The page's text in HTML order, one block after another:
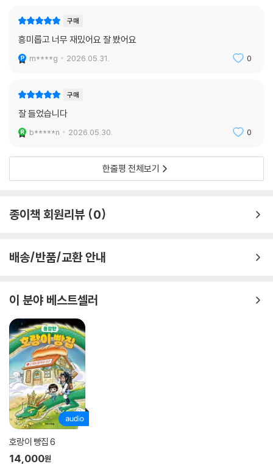
책 읽기를 막 시작한 어린이들의 좋은 친구가 될 거예요.
구매
흥미롭고 너무 재밌어요 잘 봤어요
m****g 2026.05.31. 0
구매
잘 들었습니다
b*****n 2026.05.30. 0
한줄평 전체보기
종이책 회원리뷰 0
배송/반품/교환 안내
이 분야 베스트셀러
호랑이 빵집 6
14,000원